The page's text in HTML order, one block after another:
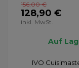
156,00 €
128,90 €
inkl. MwSt.
Auf
IVO